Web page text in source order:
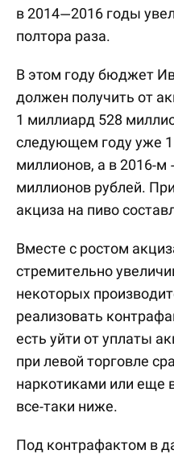
в 2014—2016 годы
полтора раза.
В этом году бюджет
должен получить от
1 миллиард 528
следующем году уже
миллионов, а в 2016-м
миллионов рублей.
акциза на пиво
Вместе с ростом
стремительно
некоторых
реализовать
есть уйти от уплаты
при левой торговле
наркотиками или еще
все-таки ниже.
Под контрафактом в